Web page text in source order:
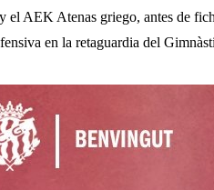
el AEK Atenas griego, antes de
en la retaguardia del